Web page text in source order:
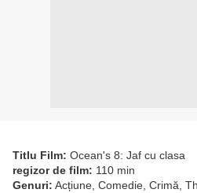
Titlu Film: Ocean's 8: Jaf cu clasa
regizor de film: 110 min
Genuri: Acțiune, Comedie, Crimă,